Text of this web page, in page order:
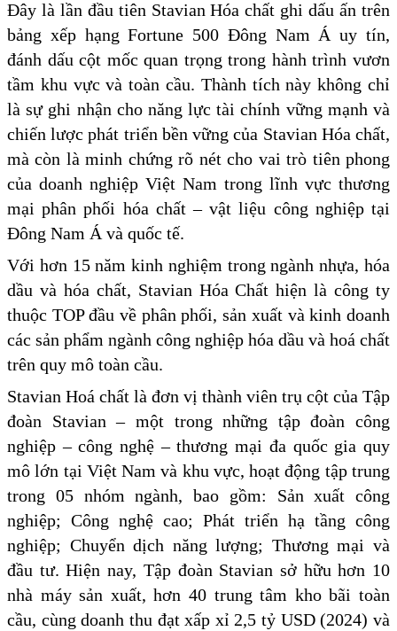
Đây là lần đầu tiên Stavian Hóa chất ghi dấu ấn trên
bảng xếp hạng Fortune 500 Đông Nam Á uy tín,
đánh dấu cột mốc quan trọng trong hành trình vươn
tầm khu vực và toàn cầu. Thành tích này không chỉ
là sự ghi nhận cho năng lực tài chính vững mạnh và
chiến lược phát triển bền vững của Stavian Hóa chất,
mà còn là minh chứng rõ nét cho vai trò tiên phong
của doanh nghiệp Việt Nam trong lĩnh vực thương
mại phân phối hóa chất – vật liệu công nghiệp tại
Đông Nam Á và quốc tế.
Với hơn 15 năm kinh nghiệm trong ngành nhựa, hóa
dầu và hóa chất, Stavian Hóa Chất hiện là công ty
thuộc TOP đầu về phân phối, sản xuất và kinh doanh
các sản phẩm ngành công nghiệp hóa dầu và hoá chất
trên quy mô toàn cầu.
Stavian Hoá chất là đơn vị thành viên trụ cột của Tập
đoàn Stavian – một trong những tập đoàn công
nghiệp – công nghệ – thương mại đa quốc gia quy
mô lớn tại Việt Nam và khu vực, hoạt động tập trung
trong 05 nhóm ngành, bao gồm: Sản xuất công
nghiệp; Công nghệ cao; Phát triển hạ tầng công
nghiệp; Chuyển dịch năng lượng; Thương mại và
đầu tư. Hiện nay, Tập đoàn Stavian sở hữu hơn 10
nhà máy sản xuất, hơn 40 trung tâm kho bãi toàn
cầu, cùng doanh thu đạt xấp xỉ 2,5 tỷ USD (2024) và